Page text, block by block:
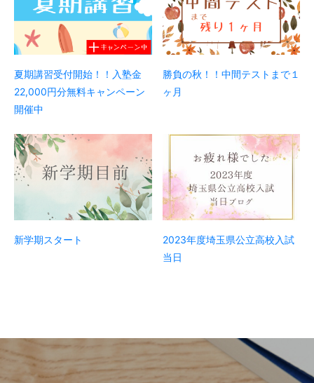
夏期講習受付開始！！入塾金
22,000円分無料キャンペーン
開催中
勝負の秋！！中間テストまで１
ヶ月
新学期スタート
2023年度埼玉県公立高校入試
当日